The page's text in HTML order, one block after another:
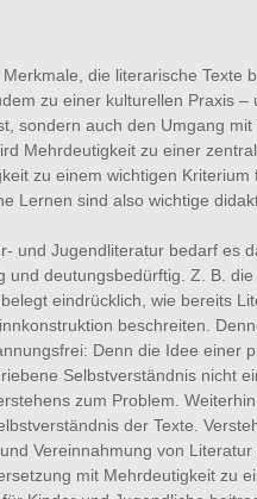
die literarische Texte
zu einer kulturellen Praxis –
sondern auch den Umgang mit
Mehrdeutigkeit zu einer
zu einem wichtigen Kriterium
Lernen sind also wichtige
und Jugendliteratur bedarf es
und deutungsbedürftig. Z. B. die
eindrücklich, wie bereits
beschreiten.
Denn die Idee einer
Selbstverständnis nicht
zum Problem.
der Texte.
Vereinnahmung von
mit Mehrdeutigkeit zu